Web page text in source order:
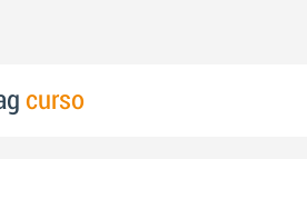
curso